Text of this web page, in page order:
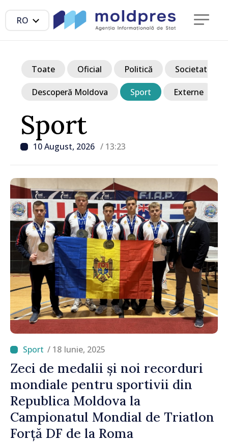
RO
Sport
10 August, 2026 / 13:23
Toate Oficial Politică Societate
Descoperă Moldova Sport Externe
/ 18 Iunie, 2025
Zeci de medalii și noi recorduri
mondiale pentru sportivii din
Republica Moldova la
Campionatul Mondial de Triatlon
Forță DF de la Roma